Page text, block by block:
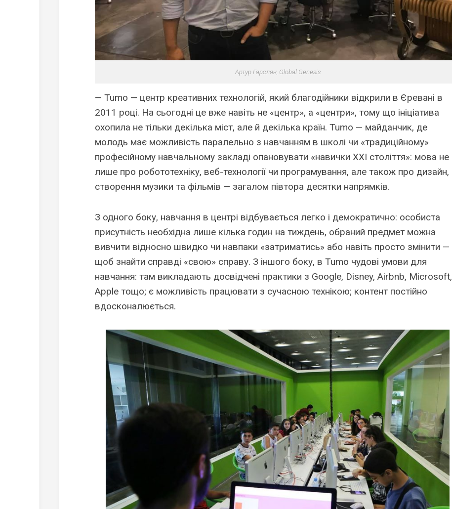
Артур Гарслян, Global Genesis
— Tumo — центр креативних технологій, який благодійники відкрили в Єревані в
2011 році. На сьогодні це вже навіть не «центр», а «центри», тому що ініціатива
охопила не тільки декілька міст, але й декілька країн. Tumo — майданчик, де
молодь має можливість паралельно з навчанням в школі чи «традиційному»
професійному навчальному закладі опановувати «навички ХХІ століття»: мова не
лише про робототехніку, веб-технології чи програмування, але також про дизайн,
створення музики та фільмів — загалом півтора десятки напрямків.
З одного боку, навчання в центрі відбувається легко і демократично: особиста
присутність необхідна лише кілька годин на тиждень, обраний предмет можна
вивчити відносно швидко чи навпаки «затриматись» або навіть просто змінити —
щоб знайти справді «свою» справу. З іншого боку, в Tumo чудові умови для
навчання: там викладають досвідчені практики з Google, Disney, Airbnb, Microsoft,
Apple тощо; є можливість працювати з сучасною технікою; контент постійно
вдосконалюється.